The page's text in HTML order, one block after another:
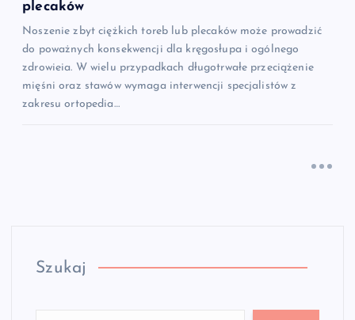
plecaków
Noszenie zbyt ciężkich toreb lub plecaków może prowadzić
do poważnych konsekwencji dla kręgosłupa i ogólnego
zdrowieia. W wielu przypadkach długotrwałe przeciążenie
mięśni oraz stawów wymaga interwencji specjalistów z
zakresu ortopedia…
Szukaj